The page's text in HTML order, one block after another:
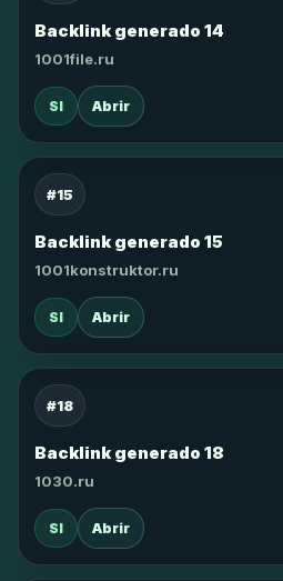
Backlink generado 14
1001file.ru
SI Abrir
#15
Backlink generado 15
1001konstruktor.ru
SI Abrir
#18
Backlink generado 18
1030.ru
SI Abrir